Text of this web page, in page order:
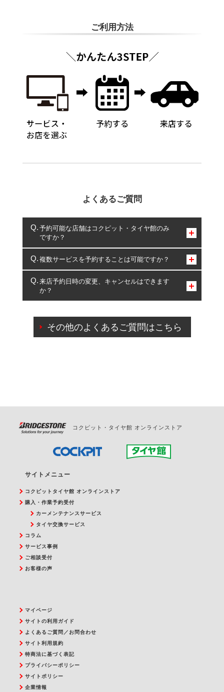
ご利用方法
よくあるご質問
予約可能な店舗はコクピット・タイヤ館のみ
ですか？
コクピット・タイヤ館のみとなります。
複数サービスを予約することは可能ですか？
複数サービスのご予約は可能です。
一部の商品・サービスの組み合わせに限り、同時にご予約が
出来ないものもございます。
来店予約日時の変更、キャンセルはできます
か？
ご来店予約日の3営業日前を過ぎている場合のご予約
の日時変更につきましては、直接ご予約の店舗まで
その他のよくあるご質問はこちら
コクピット・タイヤ館 オンラインストア
サイトメニュー
コクピットタイヤ館 オンラインストア
購入・作業予約受付
カーメンテナンスサービス
タイヤ交換サービス
コラム
サービス事例
ご相談受付
お客様の声
マイページ
サイトの利用ガイド
よくあるご質問／お問合わせ
サイト利用規約
特商法に基づく表記
プライバシーポリシー
サイトポリシー
企業情報